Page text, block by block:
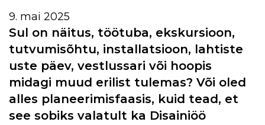
9. mai 2025
Sul on näitus, töötuba, ekskursioon,
tutvumisõhtu, installatsioon, lahtiste
uste päev, vestlussari või hoopis
midagi muud erilist tulemas? Või oled
alles planeerimisfaasis, kuid tead, et
see sobiks valatult ka Disainiöö